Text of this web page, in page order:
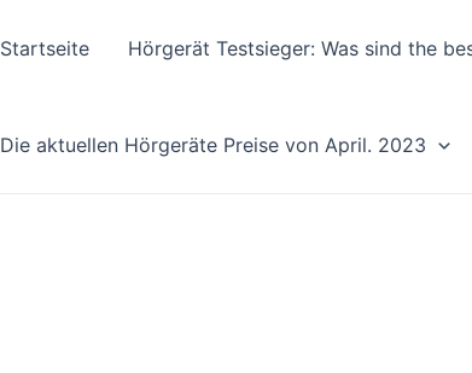
Startseite Hörgerät Testsieger: Was sind the
Die aktuellen Hörgeräte Preise von April. 2023